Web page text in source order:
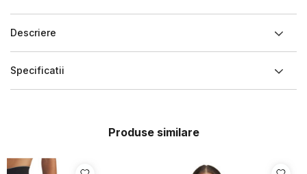
Descriere
Specificatii
Produse similare